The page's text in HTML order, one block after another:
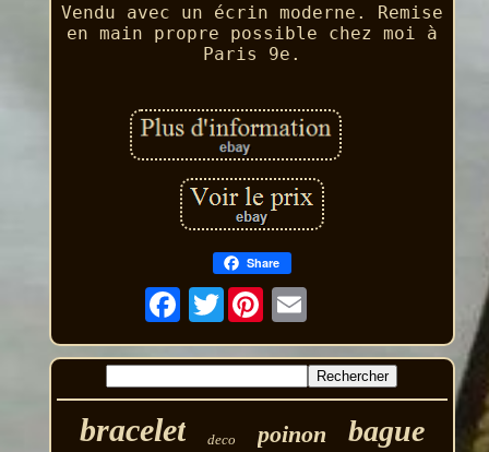
Vendu avec un écrin moderne. Remise
en main propre possible chez moi à
Paris 9e.
Share
Twitter
bracelet deco poinon bague